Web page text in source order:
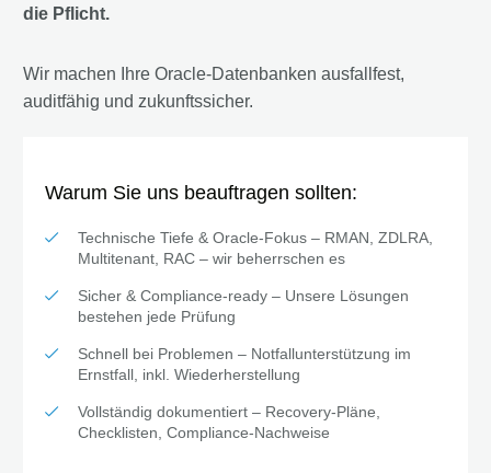
die Pflicht.
Wir machen Ihre Oracle-Datenbanken ausfallfest,
auditfähig und zukunftssicher.
Warum Sie uns beauftragen sollten:
Technische Tiefe & Oracle-Fokus – RMAN, ZDLRA,
Multitenant, RAC – wir beherrschen es
Sicher & Compliance-ready – Unsere Lösungen
bestehen jede Prüfung
Schnell bei Problemen – Notfallunterstützung im
Ernstfall, inkl. Wiederherstellung
Vollständig dokumentiert – Recovery-Pläne,
Checklisten, Compliance-Nachweise